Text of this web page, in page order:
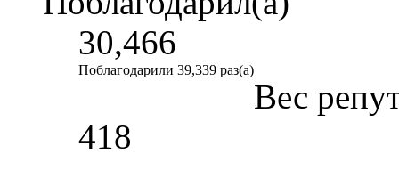
30,466
Поблагодарили 39,339 раз(а)
Вес
418